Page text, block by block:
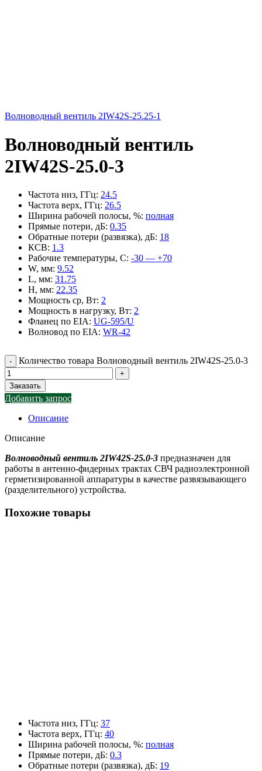
Волноводный вентиль 2IW42S-25.25-1
Волноводный вентиль
2IW42S-25.0-3
Частота низ, ГГц: 24.5
Частота верх, ГГц: 26.5
Ширина рабочей полосы, %: полная
Прямые потери, дБ: 0.35
Обратные потери (развязка), дБ: 18
КСВ: 1.3
Рабочие температуры, С: -30 — +70
W, мм: 9.52
L, мм: 31.75
H, мм: 22.35
Мощность ср, Вт: 2
Мощность в нагрузку, Вт: 2
Фланец по EIA: UG-595/U
Волновод по EIA: WR-42
Количество товара Волноводный вентиль 2IW42S-25.0-3
Заказать
Добавить запрос
Описание
Описание
Волноводный вентиль 2IW42S-25.0-3 предназначен для
работы в антенно-фидерных трактах СВЧ радиоэлектронной
герметизированной аппаратуры в качестве развязывающего
(разделительного) устройства.
Похожие товары
Частота низ, ГГц: 37
Частота верх, ГГц: 40
Ширина рабочей полосы, %: полная
Прямые потери, дБ: 0.3
Обратные потери (развязка), дБ: 19